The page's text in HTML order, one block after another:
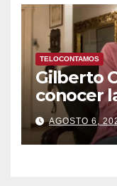
TELOCONTAMOS
Gilberto
conocer
tribunal
AGOSTO 6,